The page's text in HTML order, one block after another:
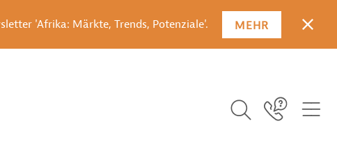
'Afrika: Märkte, Trends, Potenziale'. MEHR
ICON BUTTON
SUCHBEGRIFF
Icon Link